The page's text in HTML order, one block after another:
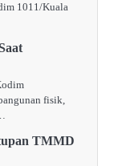
1011/Kuala
fisik,
TMMD